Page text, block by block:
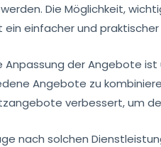
Die Möglichkeit,
ein einfacher und praktischer
Anpassung der Angebote
Angebote zu
verbessert, um
nach solchen